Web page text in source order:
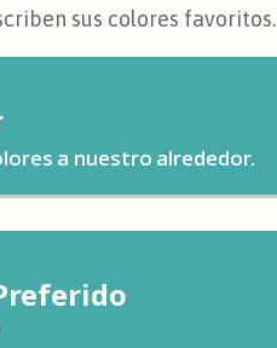
sus colores favoritos.
a nuestro alrededor.